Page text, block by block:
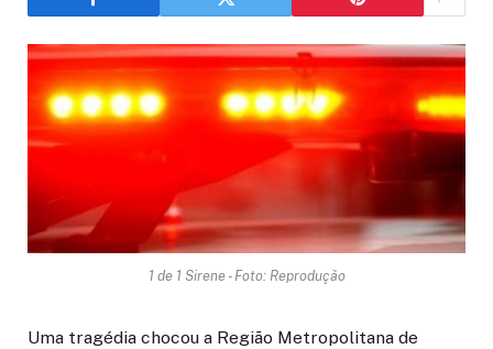
1 de 1 Sirene - Foto: Reprodução
Uma tragédia chocou a Região Metropolitana de